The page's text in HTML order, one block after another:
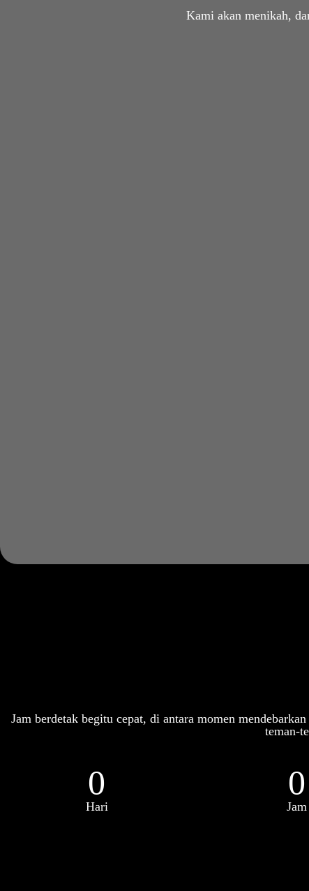
Kami akan menikah,
Jam berdetak begitu cepat, di antara momen
teman-
0
Hari
0
Jam